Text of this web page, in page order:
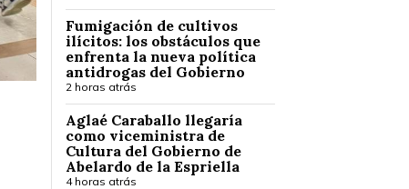
Fumigación de cultivos
ilícitos: los obstáculos que
enfrenta la nueva política
antidrogas del Gobierno
2 horas atrás
Aglaé Caraballo llegaría
como viceministra de
Cultura del Gobierno de
Abelardo de la Espriella
4 horas atrás